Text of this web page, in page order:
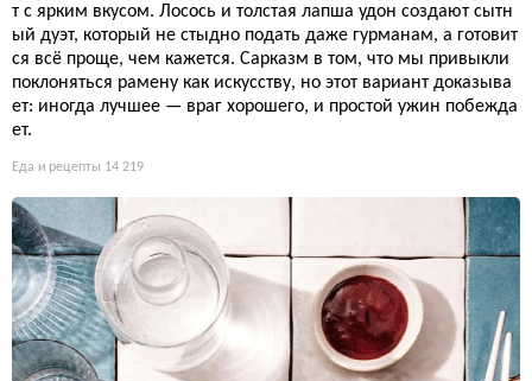
т с ярким вкусом. Лосось и толстая лапша удон создают сытн
ый дуэт, который не стыдно подать даже гурманам, а готовит
ся всё проще, чем кажется. Сарказм в том, что мы привыкли
поклоняться рамену как искусству, но этот вариант доказыва
ет: иногда лучшее — враг хорошего, и простой ужин побежда
ет.
Еда и рецепты 14 219